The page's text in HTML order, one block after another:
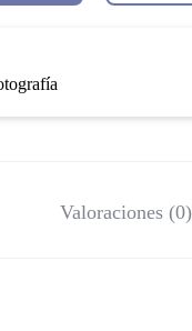
Valoraciones (0)